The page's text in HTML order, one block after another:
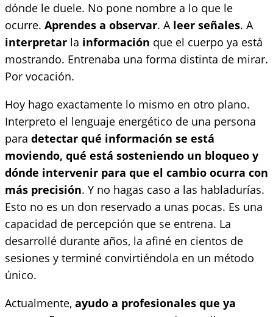
dónde le duele. No pone nombre a lo que le
ocurre. Aprendes a observar. A leer señales. A
interpretar la información que el cuerpo ya está
mostrando. Entrenaba una forma distinta de mirar.
Por vocación.
Hoy hago exactamente lo mismo en otro plano.
Interpreto el lenguaje energético de una persona
para detectar qué información se está
moviendo, qué está sosteniendo un bloqueo y
dónde intervenir para que el cambio ocurra con
más precisión. Y no hagas caso a las habladurías.
Esto no es un don reservado a unas pocas. Es una
capacidad de percepción que se entrena. La
desarrollé durante años, la afiné en cientos de
sesiones y terminé convirtiéndola en un método
único.
Actualmente, ayudo a profesionales que ya